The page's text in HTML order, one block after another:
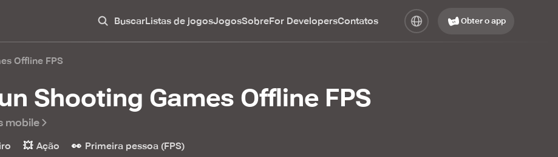
BuscarListas de jogosJogosSobreFor DevelopersContatos Obter o app
Offline FPS
Shooting Games Offline FPS
mobile
💥 Ação 👀 Primeira pessoa (FPS)